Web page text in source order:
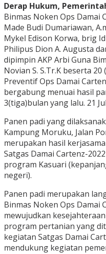
Derap Hukum,
Binmas Noken Ops Damai
Made Budi Dumariawan,
Mykel Edison Korwa, brig
Philipus Dion A. Augusta
dipimpin AKP Arbi Guna
Novian S. S.Tr.K beserta
Preventif Ops Damai
bergabung menuai hasil
3(tiga)bulan yang lalu. 21
Panen padi yang
Kampung Moruku, Jalan
merupakan hasil
Satgas Damai Cartenz-
program Kasuari
negeri).
Panen padi merupakan
Binmas Noken Ops Damai
mewujudkan
program pertanian yang
kegiatan Satgas Damai
mendukung kegiatan